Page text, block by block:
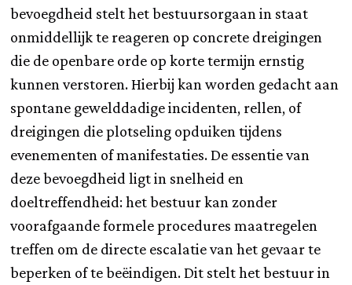
bevoegdheid stelt het bestuursorgaan in staat
onmiddellijk te reageren op concrete dreigingen
die de openbare orde op korte termijn ernstig
kunnen verstoren. Hierbij kan worden gedacht aan
spontane gewelddadige incidenten, rellen, of
dreigingen die plotseling opduiken tijdens
evenementen of manifestaties. De essentie van
deze bevoegdheid ligt in snelheid en
doeltreffendheid: het bestuur kan zonder
voorafgaande formele procedures maatregelen
treffen om de directe escalatie van het gevaar te
beperken of te beëindigen. Dit stelt het bestuur in